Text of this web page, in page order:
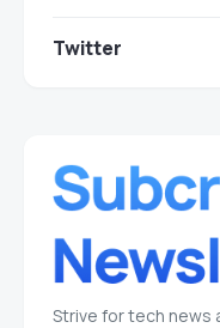
Twitter
Strive for tech news